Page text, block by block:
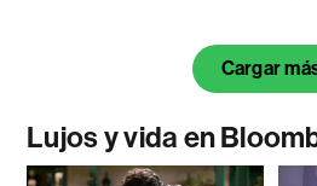
Cargar
Lujos y vida en